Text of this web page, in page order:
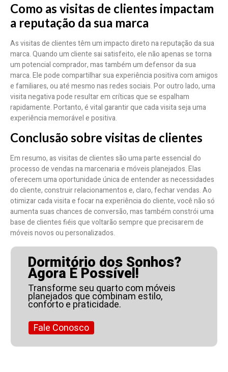
Como as visitas de clientes impactam
a reputação da sua marca
As visitas de clientes têm um impacto direto na reputação da sua
marca. Quando um cliente sai satisfeito, ele não apenas se torna
um potencial comprador, mas também um defensor da sua
marca. Ele pode compartilhar sua experiência positiva com amigos
e familiares, ou até mesmo nas redes sociais. Por outro lado, uma
visita negativa pode resultar em críticas que se espalham
rapidamente. Portanto, é vital garantir que cada visita seja uma
experiência memorável e positiva.
Conclusão sobre visitas de clientes
Em resumo, as visitas de clientes são uma parte essencial do
processo de vendas na marcenaria e móveis planejados. Elas
oferecem uma oportunidade única de entender as necessidades
do cliente, construir relacionamentos e, claro, fechar vendas. Ao
otimizar cada visita e focar na experiência do cliente, você não só
aumenta suas chances de conversão, mas também constrói uma
base de clientes fiéis que voltarão sempre que precisarem de
móveis novos ou personalizados.
Dormitório dos Sonhos?
Agora É Possível!
Transforme seu quarto com móveis
planejados que combinam estilo,
conforto e praticidade.
Fale Conosco